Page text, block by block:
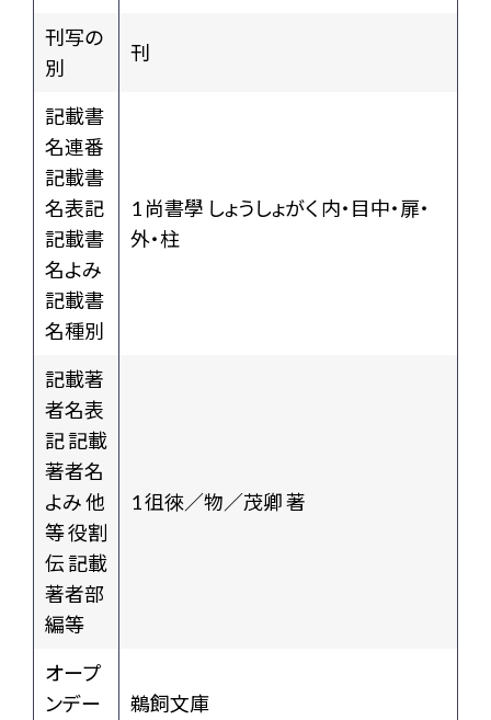
刊写の
別
刊
記載書
名連番
記載書
名表記
記載書
名よみ
記載書
名種別
1 尚書學 しょうしょがく 内・目中・扉・
外・柱
記載著
者名表
記 記載
著者名
よみ 他
等 役割
伝 記載
著者部
編等
1 徂徠／物／茂卿 著
オープ
ンデー
鵜飼文庫